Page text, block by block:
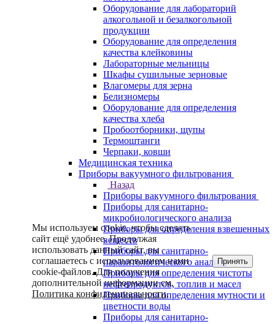
Оборудование для лабораторий
алкогольной и безалкогольной
продукции
Оборудование для определения
качества клейковины
Лабораторные мельницы
Шкафы сушильные зерновые
Влагомеры для зерна
Белизномеры
Оборудование для определения
качества хлеба
Пробоотборники, щупы
Термоштанги
Черпаки, ковши
Медицинская техника
Приборы вакуумного фильтрования
Назад
Приборы вакуумного фильтрования
Приборы для санитарно-
микробиологического анализа
Приборы для определения взвешенных
веществ
Приборы для санитарно-
паразитологического анализа
Приборы для определения чистоты
нефтепродуктов, топлив и масел
Приборы для определения мутности и
цветности воды
Приборы для санитарно-
Мы используем cookie, чтобы сделать
сайт ещё удобнее. Продолжая
использовать данный сайт, вы
соглашаетесь с использованием нами
cookie-файлов. Для получения
дополнительной информации см.
Политика конфиденциальности.
Принять